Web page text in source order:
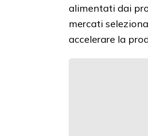
alimentati dai
mercati
accelerare la